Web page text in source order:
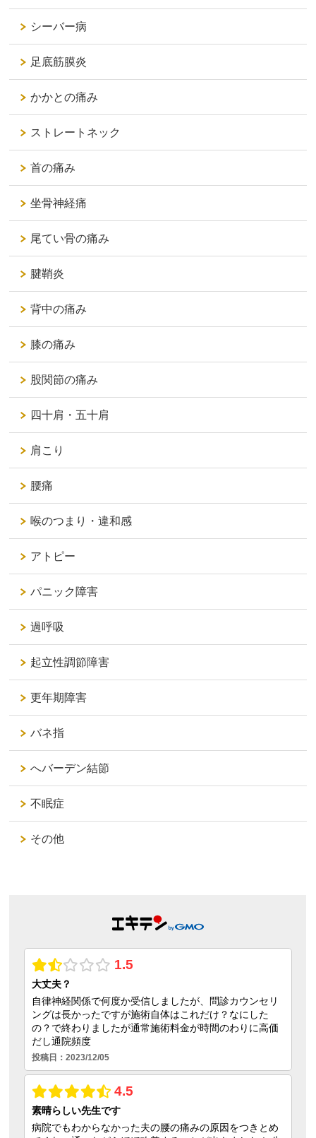
シーバー病
足底筋膜炎
かかとの痛み
ストレートネック
首の痛み
坐骨神経痛
尾てい骨の痛み
腱鞘炎
背中の痛み
膝の痛み
股関節の痛み
四十肩・五十肩
肩こり
腰痛
喉のつまり・違和感
アトピー
パニック障害
過呼吸
起立性調節障害
更年期障害
バネ指
へバーデン結節
不眠症
その他